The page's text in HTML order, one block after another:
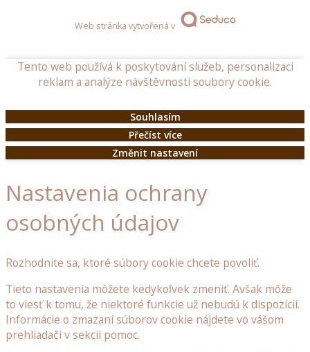
Zahradní
Dřevěné
poklopy
budky
a
krmítka
pro
dřevěné
doplňky
do
zahrady
Web stránka vytvořená v
Tento web používá k poskytování služeb, personalizaci
reklam a analýze návštěvnosti soubory cookie.
Souhlasím
Přečíst více
Změnit nastavení
Nastavenia ochrany
osobných údajov
Rozhodnite sa, ktoré súbory cookie chcete povoliť.
Tieto nastavenia môžete kedykoľvek zmeniť. Avšak môže
to viesť k tomu, že niektoré funkcie už nebudú k dispozícii.
Informácie o zmazaní súborov cookie nájdete vo vášom
prehliadači v sekcii pomoc.